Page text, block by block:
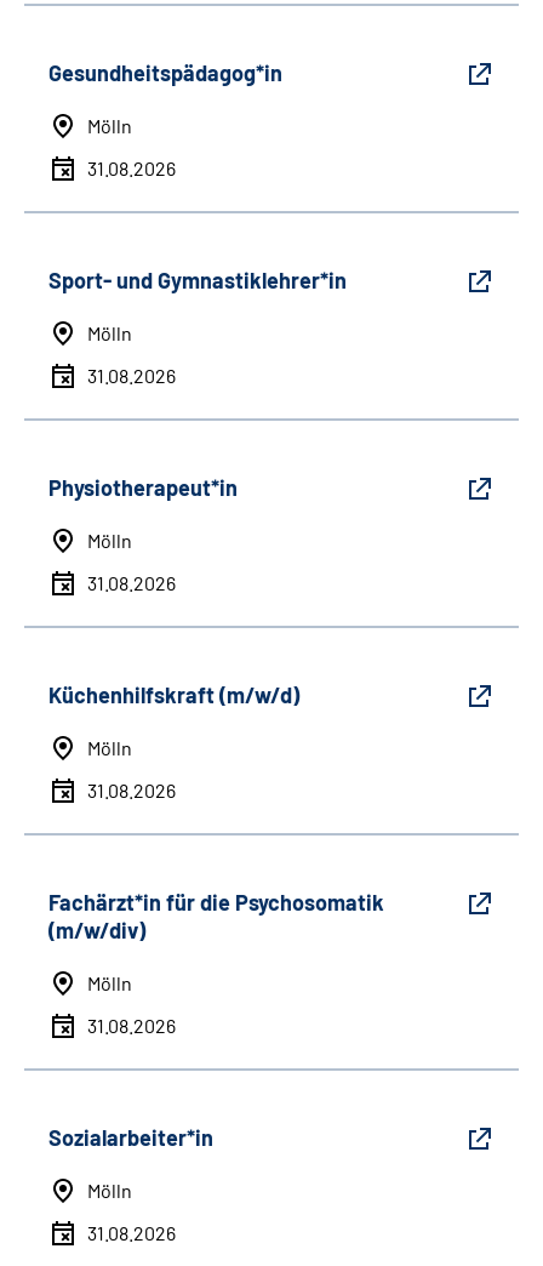
Gesundheitspädagog*in
Mölln
31.08.2026
Sport- und Gymnastiklehrer*in
Mölln
31.08.2026
Physiotherapeut*in
Mölln
31.08.2026
Küchenhilfskraft (m/w/d)
Mölln
31.08.2026
Fachärzt*in für die Psychosomatik
(m/w/div)
Mölln
31.08.2026
Sozialarbeiter*in
Mölln
31.08.2026